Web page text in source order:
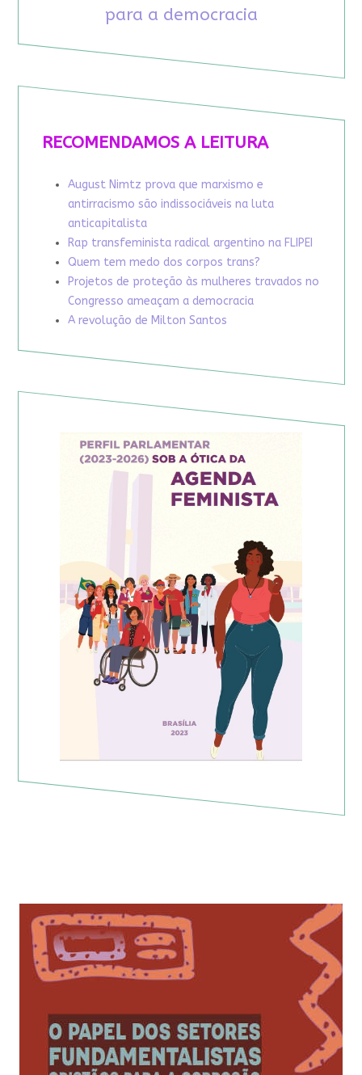
para a democracia
RECOMENDAMOS A LEITURA
August Nimtz prova que marxismo e
antirracismo são indissociáveis na luta
anticapitalista
Rap transfeminista radical argentino na FLIPEI
Quem tem medo dos corpos trans?
Projetos de proteção às mulheres travados no
Congresso ameaçam a democracia
A revolução de Milton Santos